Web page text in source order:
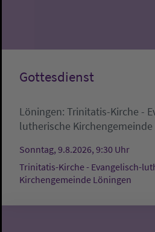
Gottesdienst
Löningen: Trinitatis-Kirche -
lutherische
Sonntag, 9.8.2026, 9:30 Uhr
Trinitatis-Kirche - Evangelisch-
Kirchengemeinde Löningen